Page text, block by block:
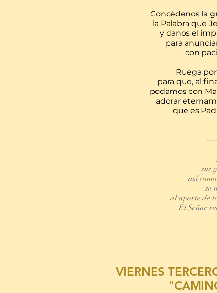
Concédenos la
la Palabra que
y danos el
para
con
Ruega
para que, al
podamos con
adorar
que es
sus
así
se
al aporte de
El Señor
VIERNES